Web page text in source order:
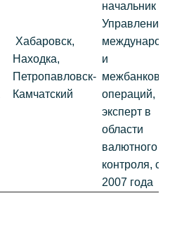
Хабаровск,
Находка,
Петропавловск-
Камчатский
начальник
Управления
и
операций,
эксперт в
области
валютного
контроля, с
2007 года